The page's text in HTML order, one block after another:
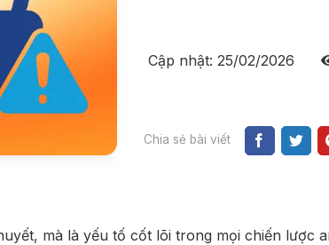
Cập nhật: 25/02/2026
Chia sẻ bài viết
mà là yếu tố cốt lõi trong mọi chiến lược